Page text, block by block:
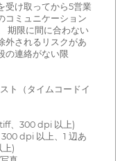
受け取ってから5営業
コミュニケーション
期限に間に合わない
外されるリスクがあ
の連絡がない限
ト（タイムコードイ
、300 dpi 以上)
dpi 以上、1 辺あ
上)